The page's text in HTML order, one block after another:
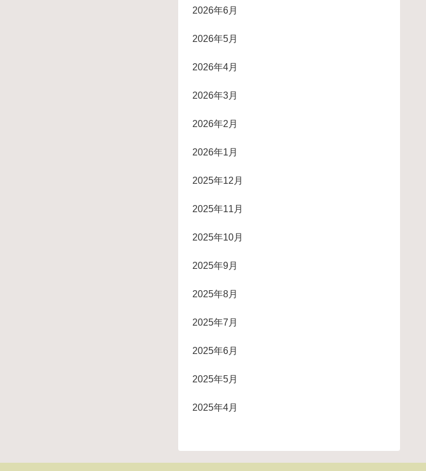
2026年6月
2026年5月
2026年4月
2026年3月
2026年2月
2026年1月
2025年12月
2025年11月
2025年10月
2025年9月
2025年8月
2025年7月
2025年6月
2025年5月
2025年4月